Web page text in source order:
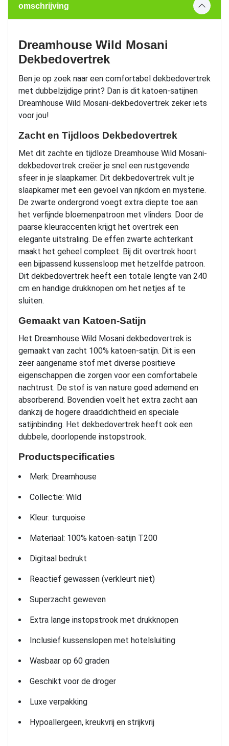
omschrijving
Dreamhouse Wild Mosani
Dekbedovertrek
Ben je op zoek naar een comfortabel dekbedovertrek
met dubbelzijdige print? Dan is dit katoen-satijnen
Dreamhouse Wild Mosani-dekbedovertrek zeker iets
voor jou!
Zacht en Tijdloos Dekbedovertrek
Met dit zachte en tijdloze Dreamhouse Wild Mosani-
dekbedovertrek creëer je snel een rustgevende
sfeer in je slaapkamer. Dit dekbedovertrek vult je
slaapkamer met een gevoel van rijkdom en mysterie.
De zwarte ondergrond voegt extra diepte toe aan
het verfijnde bloemenpatroon met vlinders. Door de
paarse kleuraccenten krijgt het overtrek een
elegante uitstraling. De effen zwarte achterkant
maakt het geheel compleet. Bij dit overtrek hoort
een bijpassend kussensloop met hetzelfde patroon.
Dit dekbedovertrek heeft een totale lengte van 240
cm en handige drukknopen om het netjes af te
sluiten.
Gemaakt van Katoen-Satijn
Het Dreamhouse Wild Mosani dekbedovertrek is
gemaakt van zacht 100% katoen-satijn. Dit is een
zeer aangename stof met diverse positieve
eigenschappen die zorgen voor een comfortabele
nachtrust. De stof is van nature goed ademend en
absorberend. Bovendien voelt het extra zacht aan
dankzij de hogere draaddichtheid en speciale
satijnbinding. Het dekbedovertrek heeft ook een
dubbele, doorlopende instopstrook.
Productspecificaties
Merk: Dreamhouse
Collectie: Wild
Kleur: turquoise
Materiaal: 100% katoen-satijn T200
Digitaal bedrukt
Reactief gewassen (verkleurt niet)
Superzacht geweven
Extra lange instopstrook met drukknopen
Inclusief kussenslopen met hotelsluiting
Wasbaar op 60 graden
Geschikt voor de droger
Luxe verpakking
Hypoallergeen, kreukvrij en strijkvrij